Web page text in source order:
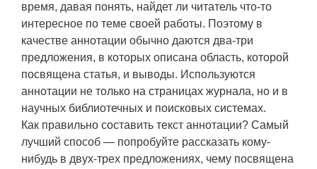
время, давая понять, найдет ли читатель что-то
интересное по теме своей работы. Поэтому в
качестве аннотации обычно даются два-три
предложения, в которых описана область, которой
посвящена статья, и выводы. Используются
аннотации не только на страницах журнала, но и в
научных библиотечных и поисковых системах.
Как правильно составить текст аннотации? Самый
лучший способ — попробуйте рассказать кому-
нибудь в двух-трех предложениях, чему посвящена